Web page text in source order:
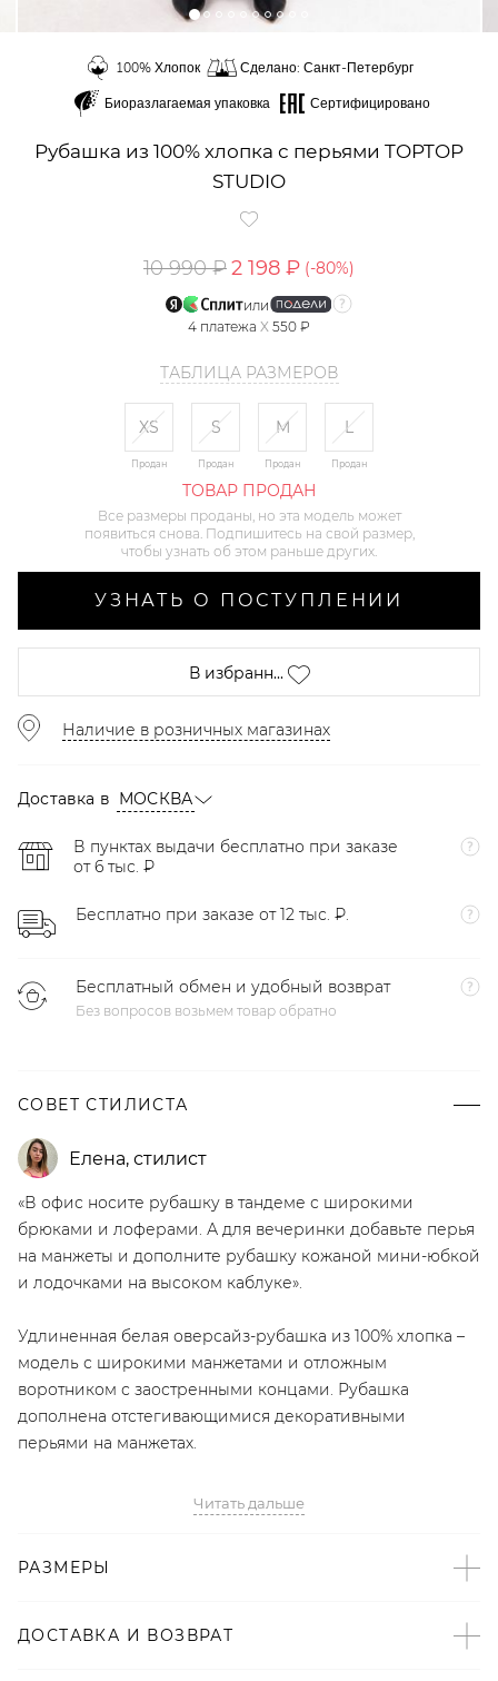
100% Хлопок
Сделано: Санкт-Петербург
Биоразлагаемая упаковка
Сертифицировано
Рубашка из 100% хлопка с перьями TOPTOP
STUDIO
10 990 ₽2 198 ₽ (-80%)
или
4 платежа X 550 ₽
ТАБЛИЦА РАЗМЕРОВ
XS
Продан
S
Продан
M
Продан
L
Продан
ТОВАР ПРОДАН
Все размеры проданы, но эта модель может
появиться снова. Подпишитесь на свой размер,
чтобы узнать об этом раньше других.
УЗНАТЬ О ПОСТУПЛЕНИИ
В избранн...
Наличие в розничных магазинах
Доставка в МОСКВА
В пунктах выдачи бесплатно при заказе
от 6 тыс. ₽
Бесплатно при заказе от 12 тыс. ₽.
Бесплатный обмен и удобный возврат
Без вопросов возьмем товар обратно
СОВЕТ СТИЛИСТА
Елена, стилист
«В офис носите рубашку в тандеме с широкими
брюками и лоферами. А для вечеринки добавьте перья
на манжеты и дополните рубашку кожаной мини-юбкой
и лодочками на высоком каблуке».
Удлиненная белая оверсайз-рубашка из 100% хлопка –
модель с широкими манжетами и отложным
воротником с заостренными концами. Рубашка
дополнена отстегивающимися декоративными
перьями на манжетах.
2008723104249
Читать дальше
РАЗМЕРЫ
ДОСТАВКА И ВОЗВРАТ